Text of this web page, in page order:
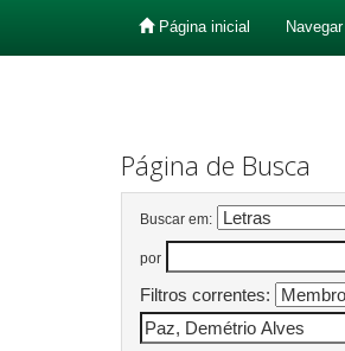
Página inicial Navegar
Página de Busca
Buscar em:
por
Filtros correntes: